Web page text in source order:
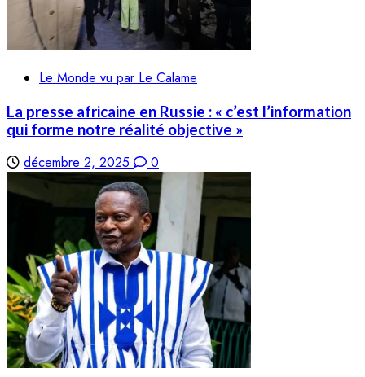
Le Monde vu par Le Calame
La presse africaine en Russie : « c’est l’information
qui forme notre réalité objective »
décembre 2, 2025 0